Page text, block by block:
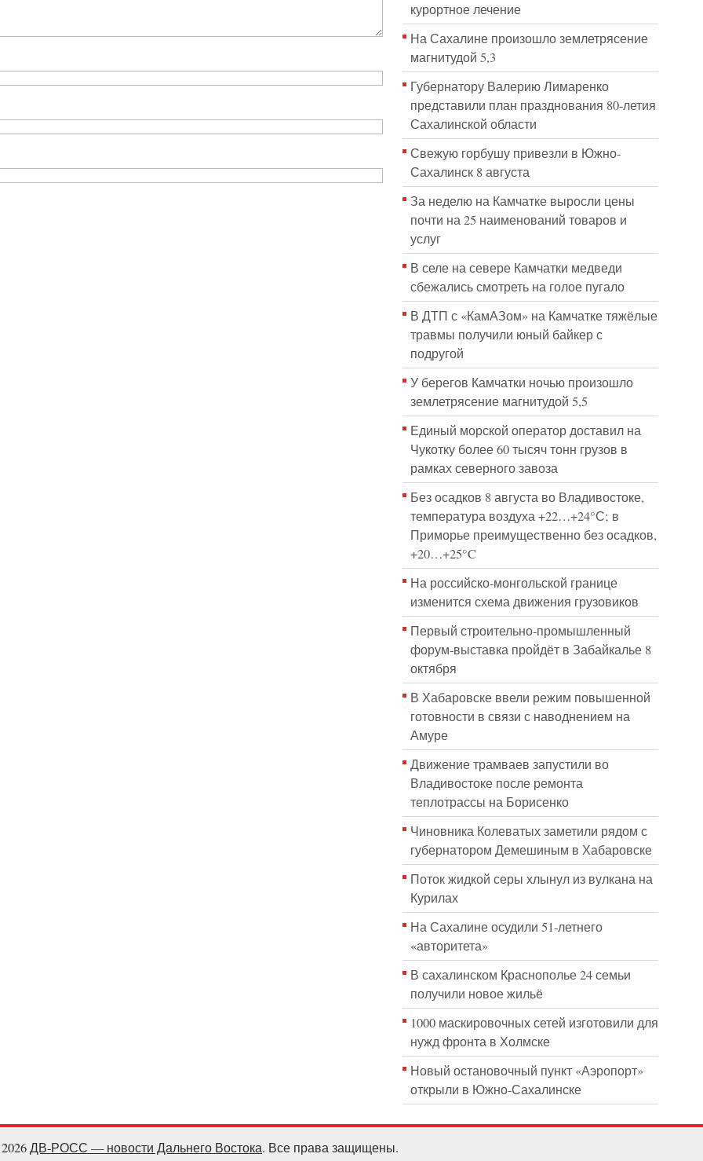
курортное лечение
На Сахалине произошло землетрясение
магнитудой 5,3
Губернатору Валерию Лимаренко
представили план празднования 80-летия
Сахалинской области
Свежую горбушу привезли в Южно-
Сахалинск 8 августа
За неделю на Камчатке выросли цены
почти на 25 наименований товаров и
услуг
В селе на севере Камчатки медведи
сбежались смотреть на голое пугало
В ДТП с «КамАЗом» на Камчатке тяжёлые
травмы получили юный байкер с
подругой
У берегов Камчатки ночью произошло
землетрясение магнитудой 5,5
Единый морской оператор доставил на
Чукотку более 60 тысяч тонн грузов в
рамках северного завоза
Без осадков 8 августа во Владивостоке,
температура воздуха +22…+24°С; в
Приморье преимущественно без осадков,
+20…+25°C
На российско‑монгольской границе
изменится схема движения грузовиков
Первый строительно‑промышленный
форум‑выставка пройдёт в Забайкалье 8
октября
В Хабаровске ввели режим повышенной
готовности в связи с наводнением на
Амуре
Движение трамваев запустили во
Владивостоке после ремонта
теплотрассы на Борисенко
Чиновника Колеватых заметили рядом с
губернатором Демешиным в Хабаровске
Поток жидкой серы хлынул из вулкана на
Курилах
На Сахалине осудили 51-летнего
«авторитета»
В сахалинском Краснополье 24 семьи
получили новое жильё
1000 маскировочных сетей изготовили для
нужд фронта в Холмске
Новый остановочный пункт «Аэропорт»
открыли в Южно-Сахалинске
ДВ-РОСС — новости Дальнего Востока. Все права защищены.